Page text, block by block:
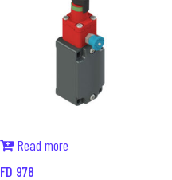
Read more
FD 978